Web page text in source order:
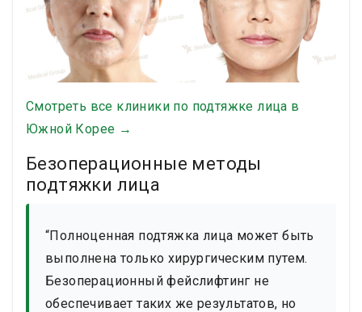
Смотреть все клиники по подтяжке лица в
Южной Корее →
Безоперационные методы
подтяжки лица
“Полноценная подтяжка лица может быть
выполнена только хирургическим путем.
Безоперационный фейслифтинг не
обеспечивает таких же результатов, но